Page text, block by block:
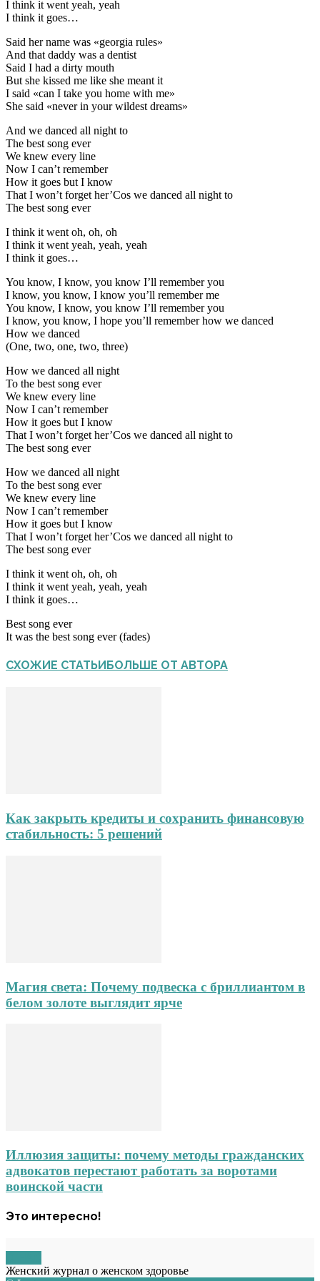
I think it went yeah, yeah
I think it goes…
Said her name was «georgia rules»
And that daddy was a dentist
Said I had a dirty mouth
But she kissed me like she meant it
I said «can I take you home with me»
She said «never in your wildest dreams»
And we danced all night to
The best song ever
We knew every line
Now I can’t remember
How it goes but I know
That I won’t forget her’Cos we danced all night to
The best song ever
I think it went oh, oh, oh
I think it went yeah, yeah, yeah
I think it goes…
You know, I know, you know I’ll remember you
I know, you know, I know you’ll remember me
You know, I know, you know I’ll remember you
I know, you know, I hope you’ll remember how we danced
How we danced
(One, two, one, two, three)
How we danced all night
To the best song ever
We knew every line
Now I can’t remember
How it goes but I know
That I won’t forget her’Cos we danced all night to
The best song ever
How we danced all night
To the best song ever
We knew every line
Now I can’t remember
How it goes but I know
That I won’t forget her’Cos we danced all night to
The best song ever
I think it went oh, oh, oh
I think it went yeah, yeah, yeah
I think it goes…
Best song ever
It was the best song ever (fades)
СХОЖИЕ СТАТЬИБОЛЬШЕ ОТ АВТОРА
Как закрыть кредиты и сохранить финансовую
стабильность: 5 решений
Магия света: Почему подвеска с бриллиантом в
белом золоте выглядит ярче
Иллюзия защиты: почему методы гражданских
адвокатов перестают работать за воротами
воинской части
Это интересно!
Женский журнал о женском здоровье